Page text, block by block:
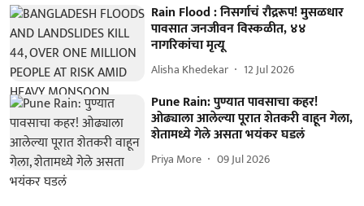
Rain Flood : निसर्गाचं रौद्ररूप! मुसळधार
पावसात जनजीवन विस्कळीत, ४४
नागरिकांचा मृत्यू
Alisha Khedekar 12 Jul 2026
Pune Rain: पुण्यात पावसाचा कहर!
ओढ्याला आलेल्या पूरात शेतकरी वाहून गेला,
शेतामध्ये गेले असता भयंकर घडलं
Priya More 09 Jul 2026